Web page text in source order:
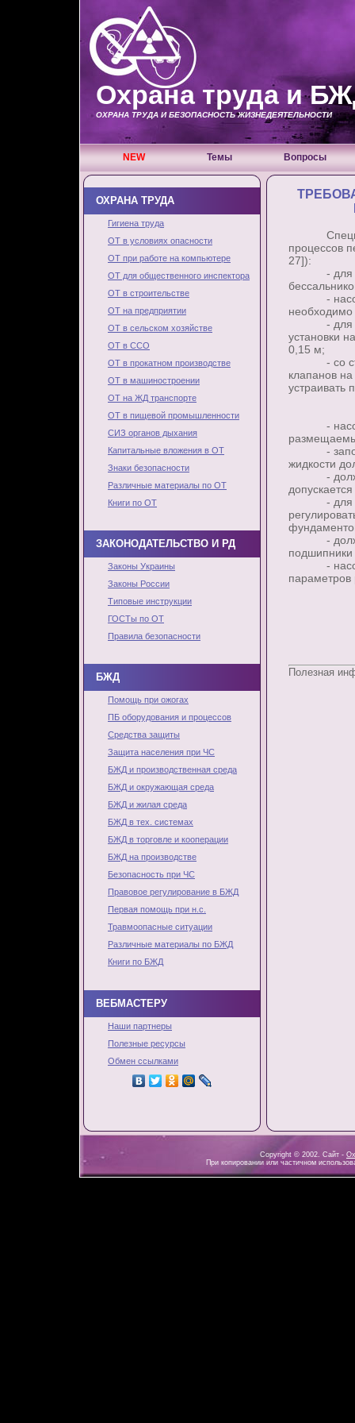
Охрана труда и
ОХРАНА ТРУДА И БЕЗОПАСНОСТЬ ЖИЗНЕДЕЯТЕЛЬНОСТИ
NEW Темы Вопросы
процессов
27]):
- для
- насосы
- для
установки
0,15 м;
- со
клапанов
устраивать
- насосы
-
жидкости
- должен
- для
- должна
- насосы
Полезная
ОХРАНА ТРУДА
Гигиена труда
ОТ в условиях опасности
ОТ при работе на компьютере
ОТ для общественного инспектора
ОТ в строительстве
ОТ на предприятии
ОТ в сельском хозяйстве
ОТ в ССО
ОТ в прокатном производстве
ОТ в машиностроении
ОТ на ЖД транспорте
ОТ в пищевой промышленности
СИЗ органов дыхания
Капитальные вложения в ОТ
Знаки безопасности
Различные материалы по ОТ
Книги по ОТ
ЗАКОНОДАТЕЛЬСТВО И РД
Законы Украины
Законы России
Типовые инструкции
ГОСТы по ОТ
Правила безопасности
БЖД
Помощь при ожогах
ПБ оборудования и процессов
Средства защиты
Защита населения при ЧС
БЖД и производственная среда
БЖД и окружающая среда
БЖД и жилая среда
БЖД в тех. системах
БЖД в торговле и кооперации
БЖД на производстве
Безопасность при ЧС
Правовое регулирование в БЖД
Первая помощь при н.с.
Травмоопасные ситуации
Различные материалы по БЖД
Книги по БЖД
ВЕБМАСТЕРУ
Наши партнеры
Полезные ресурсы
Обмен ссылками
Copyright © 2002. Сайт -
При копировании или частичном